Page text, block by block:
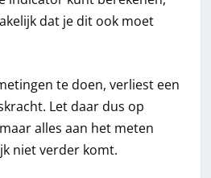
dat je dit ook moet
te doen, verliest een
Let daar dus op
alles aan het meten
niet verder komt.